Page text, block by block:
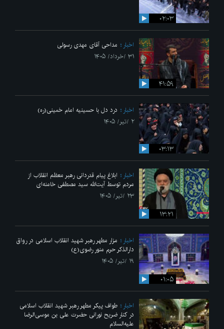
۰۲:۰۳
۴۱:۵۹
اخبار
مداحی آقای مهدی رسولی
۳۱ /خرداد/ ۱۴۰۵
۰۳:۱۳
اخبار
درد دل با حسینیه امام خمینی(ره)
۲ /تیر/ ۱۴۰۵
۱۳:۲۱
اخبار
ابلاغ پیام قدردانی رهبر معظم انقلاب از
مردم توسط آیت‌الله سید مصطفی خامنه‌ای
۲۳ /تیر/ ۱۴۰۵
۰۱:۰۵
اخبار
مزار مطهر رهبر شهید انقلاب اسلامی در رواق
دارالذکر حرم منور رضوی(ع)
۱۹ /تیر/ ۱۴۰۵
اخبار
طواف پیکر مطهر رهبر شهید انقلاب اسلامی
در کنار ضریح نورانی حضرت علی‌ بن موسی‌الرضا
علیه‌السلام